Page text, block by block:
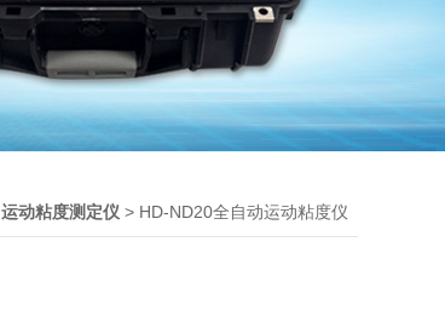
运动粘度测定仪 > HD-ND20全自动运动粘度仪